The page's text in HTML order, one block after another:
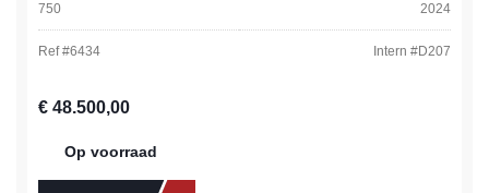
750
2024
Ref #6434 Intern #D207
Normale prijs:
€ 48.500,00
Op voorraad